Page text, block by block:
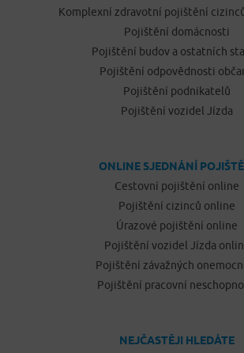
Komplexní zdravotní pojištění
Pojištění domácnosti
Pojištění budov a ostatních
Pojištění odpovědnosti
Pojištění podnikatelů
Pojištění vozidel Jízda
ONLINE SJEDNÁNÍ
Cestovní pojištění online
Pojištění cizinců online
Úrazové pojištění online
Pojištění vozidel Jízda
Pojištění závažných
Pojištění pracovní
NEJČASTĚJI HLEDÁTE